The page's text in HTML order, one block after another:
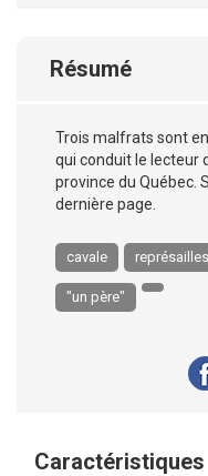
Résumé
Trois malfrats sont
qui conduit le lecteur
province du Québec.
dernière page.
cavale représailles
"un père"
Caractéristiques